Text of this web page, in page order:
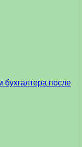
бухгалтера после